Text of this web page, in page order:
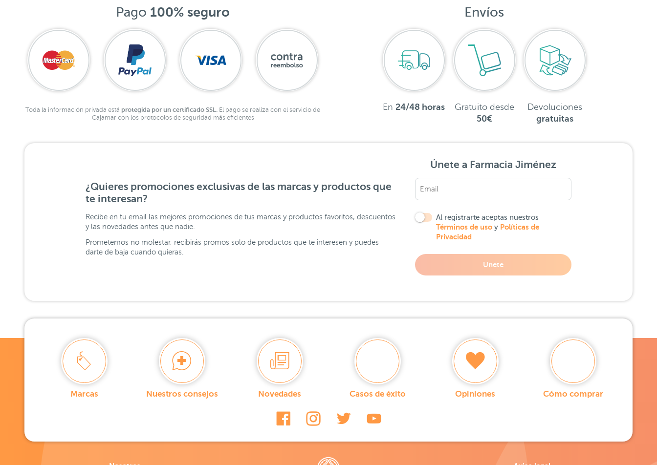
Pago 100% seguro
Toda la información privada está protegida por un certificado SSL.
El pago se realiza con el servicio de
Cajamar con los protocolos de seguridad más eficientes
Envíos
En 24/48 horas
Gratuito desde
50€
Devoluciones
gratuitas
¿Quieres promociones exclusivas de las marcas y productos que
te interesan?
Recibe en tu email las mejores promociones de tus marcas y productos favoritos, descuentos
y las novedades antes que nadie.
Prometemos no molestar, recibirás promos solo de productos que te interesen y puedes
darte de baja cuando quieras.
Únete a Farmacia Jiménez
Al registrarte aceptas nuestros
Términos de uso y Políticas de
Privacidad
Unete
Marcas Nuestros consejos Novedades Casos de éxito Opiniones Cómo comprar